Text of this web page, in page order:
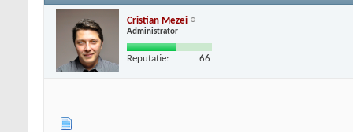
Cristian Mezei
Administrator
Reputatie: 66